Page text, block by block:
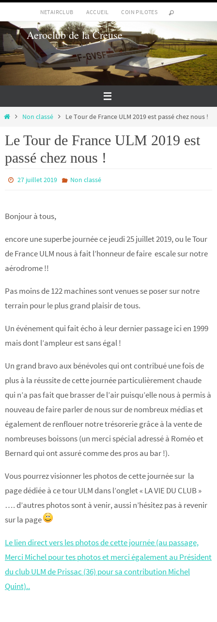
vers
contenu
NETAIRCLUB ACCUEIL COIN PILOTES
Aeroclub de la Creuse
HomeNon classé Le Tour de France ULM 2019 est passé chez nous !
Le Tour de France ULM 2019 est
passé chez nous !
27 juillet 2019 Non classé
Bonjour à tous,
encore une superbe journée ce jeudi 25 juillet 2019, ou le Tour
de France ULM nous à fait l’honneur de faire escale sur notre
aérodrome !!
Pas moins de 122 machines sont venues se poser sur notre
terrain pour le plus grand plaisir de tous.
Un événement qui fait écho à leur dernier passage ici en 1999
mais dont l’ampleur est sans égal !
Un grand bravo aux bénévoles qui ont contribué une fois de
plus à la réussite de cette journée particulièrement chaude
qui n’a pas fait que brasser de l’air puisqu’elle nous à permis à
nouveau de faire parler de nous sur de nombreux médias et
également de renflouer notre trésorerie grâce à la vente de
nombreuses boissons (un merci spécial adressé à Roméo et
Bernard qui ont assuré comme des pros au bar !).
Vous pourrez visionner les photos de cette journée sur la
page dédiée à ce tour ULM dans l’onglet « LA VIE DU CLUB »
…. d’autres photos sont à venir, aussi n’hésitez pas à revenir
sur la page
Le lien direct vers les photos de cette journée (au passage,
Merci Michel pour tes photos et merci également au Président
du club ULM de Prissac (36) pour sa contribution Michel
Quint)..